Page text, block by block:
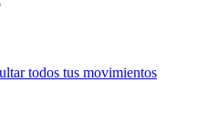
todos tus movimientos